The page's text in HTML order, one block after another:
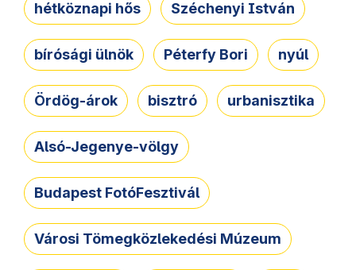
hétköznapi hős Széchenyi István
bírósági ülnök Péterfy Bori nyúl
Ördög-árok bisztró urbanisztika
Alsó-Jegenye-völgy
Budapest FotóFesztivál
Városi Tömegközlekedési Múzeum